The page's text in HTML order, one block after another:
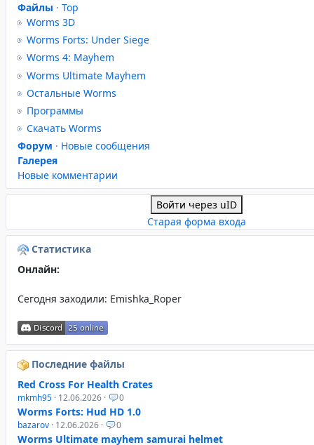
Файлы · Top
Worms 3D
Worms Forts: Under Siege
Worms 4: Mayhem
Worms Ultimate Mayhem
Остальные Worms
Программы
Скачать Worms
Форум · Новые сообщения
Галерея
Новые комментарии
Войти через uID
Старая форма входа
Статистика
Онлайн:
Сегодня заходили: Emishka_Roper
Последние файлы
Red Cross For Health Crates
mkmh95 · 12.06.2026 · 0
Worms Forts: Hud HD 1.0
bazarov · 12.06.2026 · 0
Worms Ultimate mayhem samurai helmet